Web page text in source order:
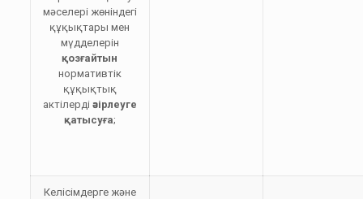
мәселері жөніндегі
құқықтары мен
мүдделерін
қозғайтын
нормативтік
құқықтық
актілерді әзірлеуге
қатысуға;
Келісімдерге және